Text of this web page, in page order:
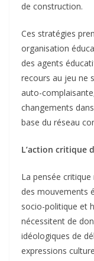
de construction.
Ces stratégies
organisation
des agents
recours au jeu ne
auto-
changements
base du réseau
L’action critique
La pensée
des mouvements
socio-politique et
nécessitent de
idéologiques de
expressions